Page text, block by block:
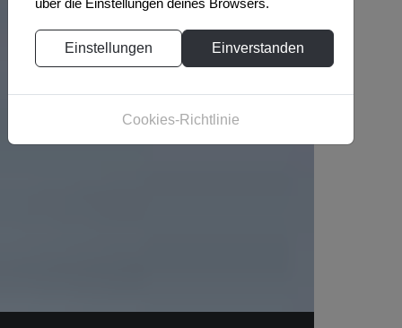
NTERWEGS Z
U SEIN
über die Einstellungen deines Browsers.
Einstellungen Einverstanden
Cookies-Richtlinie